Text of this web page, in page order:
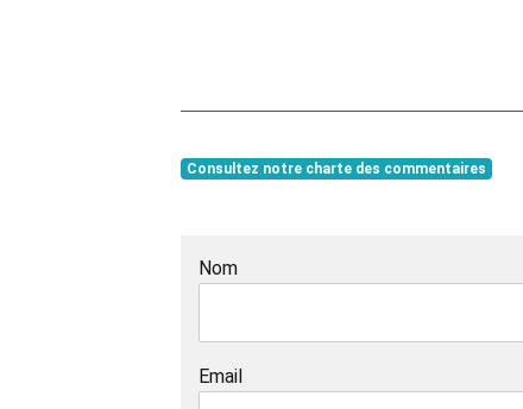
Consultez notre charte des commentaires
Nom
Email